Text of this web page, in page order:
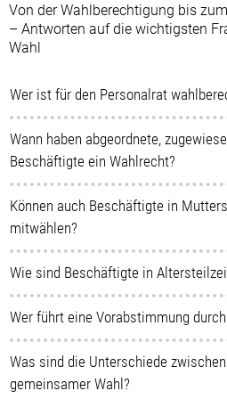
Von der Wahlberechtigung bis
– Antworten auf die wichtigsten
Wahl
Wer ist für den Personalrat
Wann haben abgeordnete,
Beschäftigte ein Wahlrecht?
Können auch Beschäftigte in
mitwählen?
Wie sind Beschäftigte in
Wer führt eine Vorabstimmung
Was sind die Unterschiede
gemeinsamer Wahl?